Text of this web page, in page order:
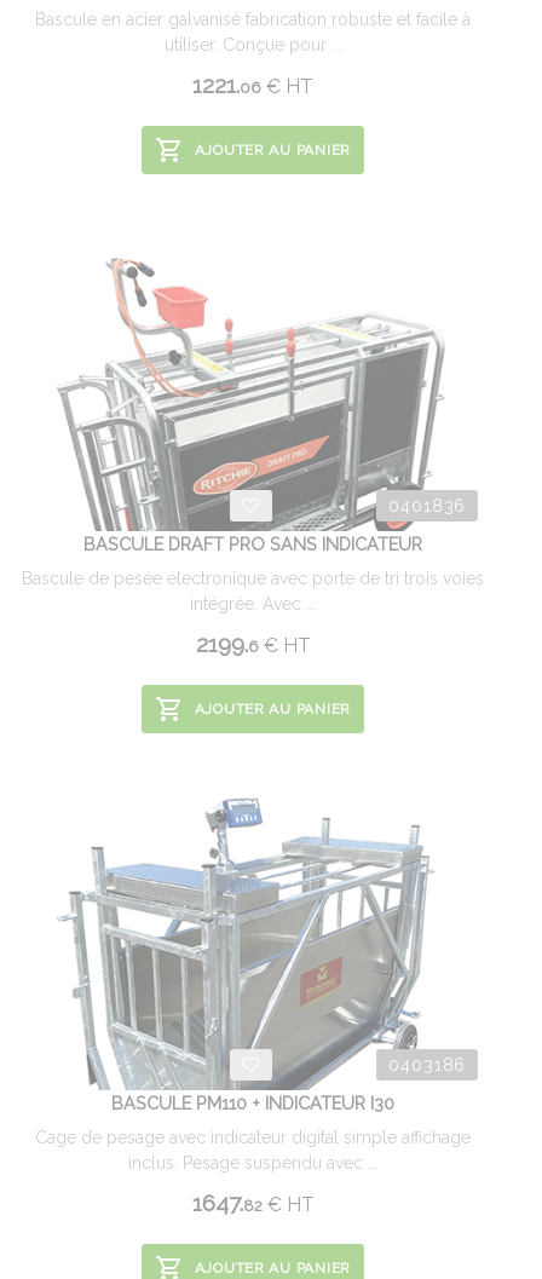
Bascule en acier galvanisé fabrication robuste et facile à
utiliser. Conçue pour ...
1221.06 € HT
AJOUTER AU PANIER
0401836
BASCULE DRAFT PRO SANS INDICATEUR
Bascule de pesée électronique avec porte de tri trois voies
intégrée. Avec ...
2199.6 €HT
AJOUTER AU PANIER
0403186
BASCULE PM110 + INDICATEUR I30
Cage de pesage avec indicateur digital simple affichage
inclus. Pesage suspendu avec ...
1647.82 €HT
AJOUTER AU PANIER